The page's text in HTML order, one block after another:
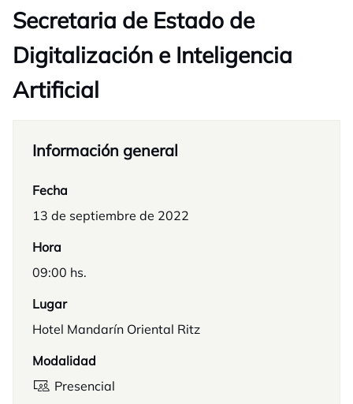
Secretaria de Estado de
Digitalización e Inteligencia
Artificial
Información general
Fecha
13 de septiembre de 2022
Hora
09:00 hs.
Lugar
Hotel Mandarín Oriental Ritz
Modalidad
Presencial